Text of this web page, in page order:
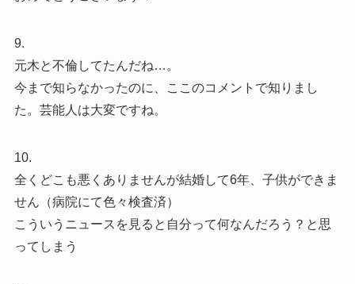
9.
元木と不倫してたんだね…。
今まで知らなかったのに、ここのコメントで知りまし
た。芸能人は大変ですね。
10.
全くどこも悪くありませんが結婚して6年、子供ができま
せん（病院にて色々検査済）
こういうニュースを見ると自分って何なんだろう？と思
ってしまう